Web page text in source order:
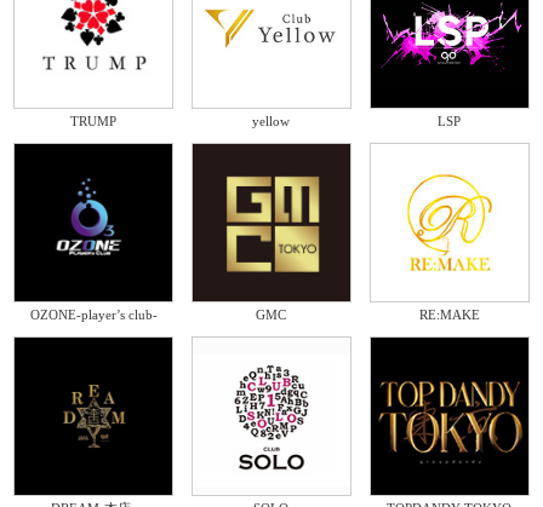
TRUMP yellow LSP
OZONE-player’s club- GMC RE:MAKE